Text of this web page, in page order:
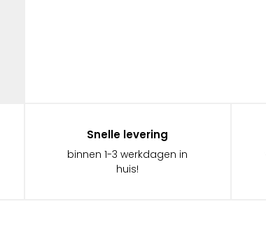
Snelle levering
binnen 1-3 werkdagen in
huis!